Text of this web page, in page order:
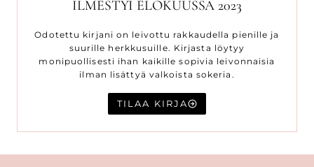
ILMESTYI ELOKUUSSA 2023
Odotettu kirjani on leivottu rakkaudella pienille ja
suurille herkkusuille. Kirjasta löytyy
monipuollisesti ihan kaikille sopivia leivonnaisia
ilman lisättyä valkoista sokeria.
TILAA KIRJA